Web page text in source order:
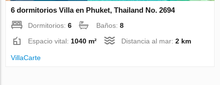
6 dormitorios Villa en Phuket, Thailand No. 2694
Dormitorios:6 Baños:8
Espacio vital: 1040 m² Distancia al mar:2 km
VillaСarte